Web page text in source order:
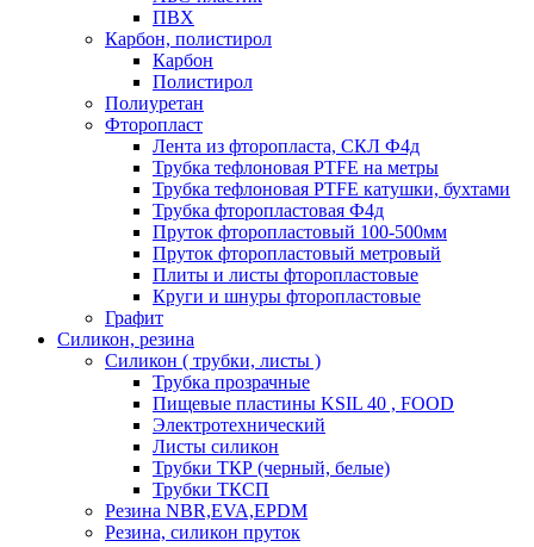
ПВХ
Карбон, полистирол
Карбон
Полистирол
Полиуретан
Фторопласт
Лента из фторопласта, СКЛ Ф4д
Трубка тефлоновая PTFE на метры
Трубка тефлоновая PTFE катушки, бухтами
Трубка фторопластовая Ф4д
Пруток фторопластовый 100-500мм
Пруток фторопластовый метровый
Плиты и листы фторопластовые
Круги и шнуры фторопластовые
Графит
Силикон, резина
Силикон ( трубки, листы )
Трубка прозрачные
Пищевые пластины KSIL 40 , FOOD
Электротехнический
Листы силикон
Трубки ТКР (черный, белые)
Трубки ТКСП
Резина NBR,EVA,EPDM
Резина, силикон пруток